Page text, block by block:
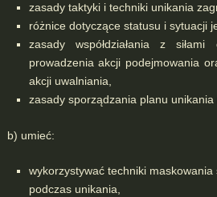
zasady taktyki i techniki unikania
różnice dotyczące statusu i sytuacji
zasady współdziałania z
prowadzenia akcji podejmowania
akcji uwalniania,
zasady sporządzania planu unikania
b) umieć:
wykorzystywać techniki
podczas unikania,